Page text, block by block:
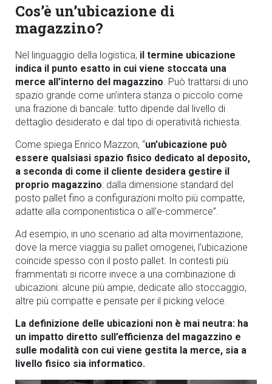
Cos’è un’ubicazione di
magazzino?
Nel linguaggio della logistica, il termine ubicazione
indica il punto esatto in cui viene stoccata una
merce all’interno del magazzino. Può trattarsi di uno
spazio grande come un’intera stanza o piccolo come
una frazione di bancale: tutto dipende dal livello di
dettaglio desiderato e dal tipo di operatività richiesta.
Come spiega Enrico Mazzon, “un’ubicazione può
essere qualsiasi spazio fisico dedicato al deposito,
a seconda di come il cliente desidera gestire il
proprio magazzino: dalla dimensione standard del
posto pallet fino a configurazioni molto più compatte,
adatte alla componentistica o all’e-commerce”.
Ad esempio, in uno scenario ad alta movimentazione,
dove la merce viaggia su pallet omogenei, l’ubicazione
coincide spesso con il posto pallet. In contesti più
frammentati si ricorre invece a una combinazione di
ubicazioni: alcune più ampie, dedicate allo stoccaggio,
altre più compatte e pensate per il picking veloce.
La definizione delle ubicazioni non è mai neutra: ha
un impatto diretto sull’efficienza del magazzino e
sulle modalità con cui viene gestita la merce, sia a
livello fisico sia informatico.